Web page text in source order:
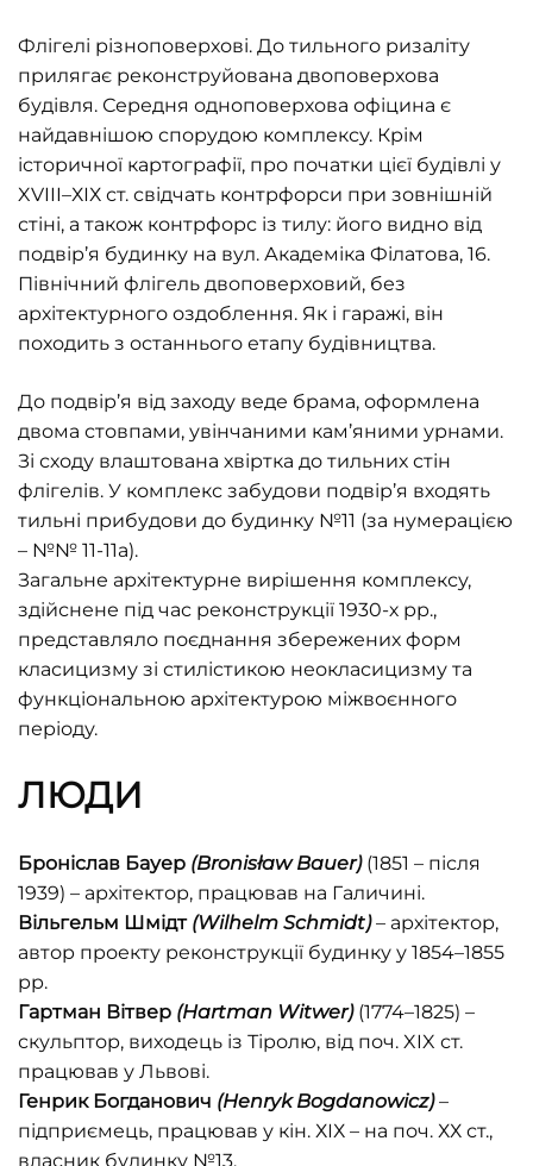
Флігелі різноповерхові. До тильного ризаліту
прилягає реконструйована двоповерхова
будівля. Середня одноповерхова офіцина є
найдавнішою спорудою комплексу. Крім
історичної картографії, про початки цієї будівлі у
XVIII–ХІХ ст. свідчать контрфорси при зовнішній
стіні, а також контрфорс із тилу: його видно від
подвір’я будинку на вул. Академіка Філатова, 16.
Північний флігель двоповерховий, без
архітектурного оздоблення. Як і гаражі, він
походить з останнього етапу будівництва.
До подвір’я від заходу веде брама, оформлена
двома стовпами, увінчаними кам’яними урнами.
Зі сходу влаштована хвіртка до тильних стін
флігелів. У комплекс забудови подвір’я входять
тильні прибудови до будинку №11 (за нумерацією
– №№ 11-11а).
Загальне архітектурне вирішення комплексу,
здійснене під час реконструкції 1930-х рр.,
представляло поєднання збережених форм
класицизму зі стилістикою неокласицизму та
функціональною архітектурою міжвоєнного
періоду.
ЛЮДИ
Броніслав Бауер (BronisławBauer)(1851 – після
1939) – архітектор, працював на Галичині.
Вільгельм Шмідт (Wilhelm Schmidt)– архітектор,
автор проекту реконструкції будинку у 1854–1855
рр.
Гартман Вітвер (Hartman Witwer)(1774–1825) –
скульптор, виходець із Тіролю, від поч. XIX ст.
працював у Львові.
Генрик Богданович (Henryk Bogdanowicz)–
підприємець, працював у кін. ХІХ – на поч. ХХ ст.,
власник будинку №13.